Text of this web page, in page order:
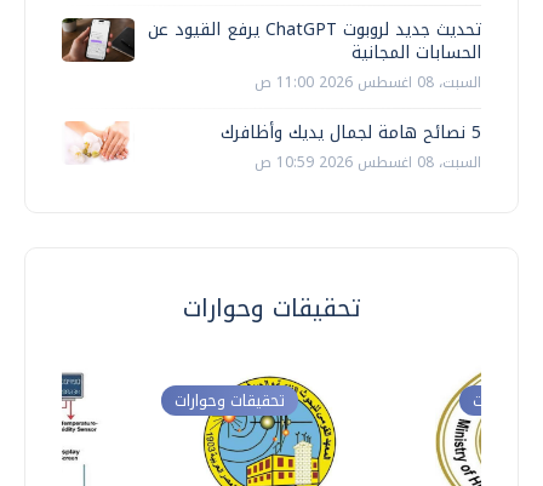
تحديث جديد لروبوت ChatGPT يرفع القيود عن
الحسابات المجانية
السبت، 08 اغسطس 2026 11:00 ص
5 نصائح هامة لجمال يديك وأظافرك
السبت، 08 اغسطس 2026 10:59 ص
تحقيقات وحوارات
تحقيقات وحوارات وحوارات